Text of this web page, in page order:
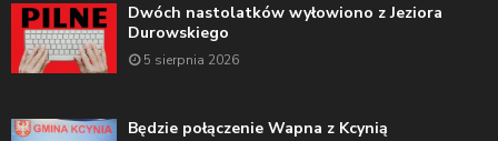
Dwóch nastolatków wyłowiono z Jeziora
Durowskiego
5 sierpnia 2026
Będzie połączenie Wapna z Kcynią